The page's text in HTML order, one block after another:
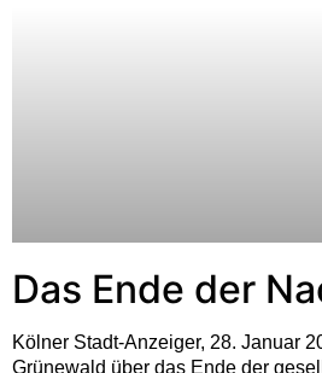
Das Ende der
Kölner Stadt-Anzeiger, 28. Januar
Grünewald über das Ende der